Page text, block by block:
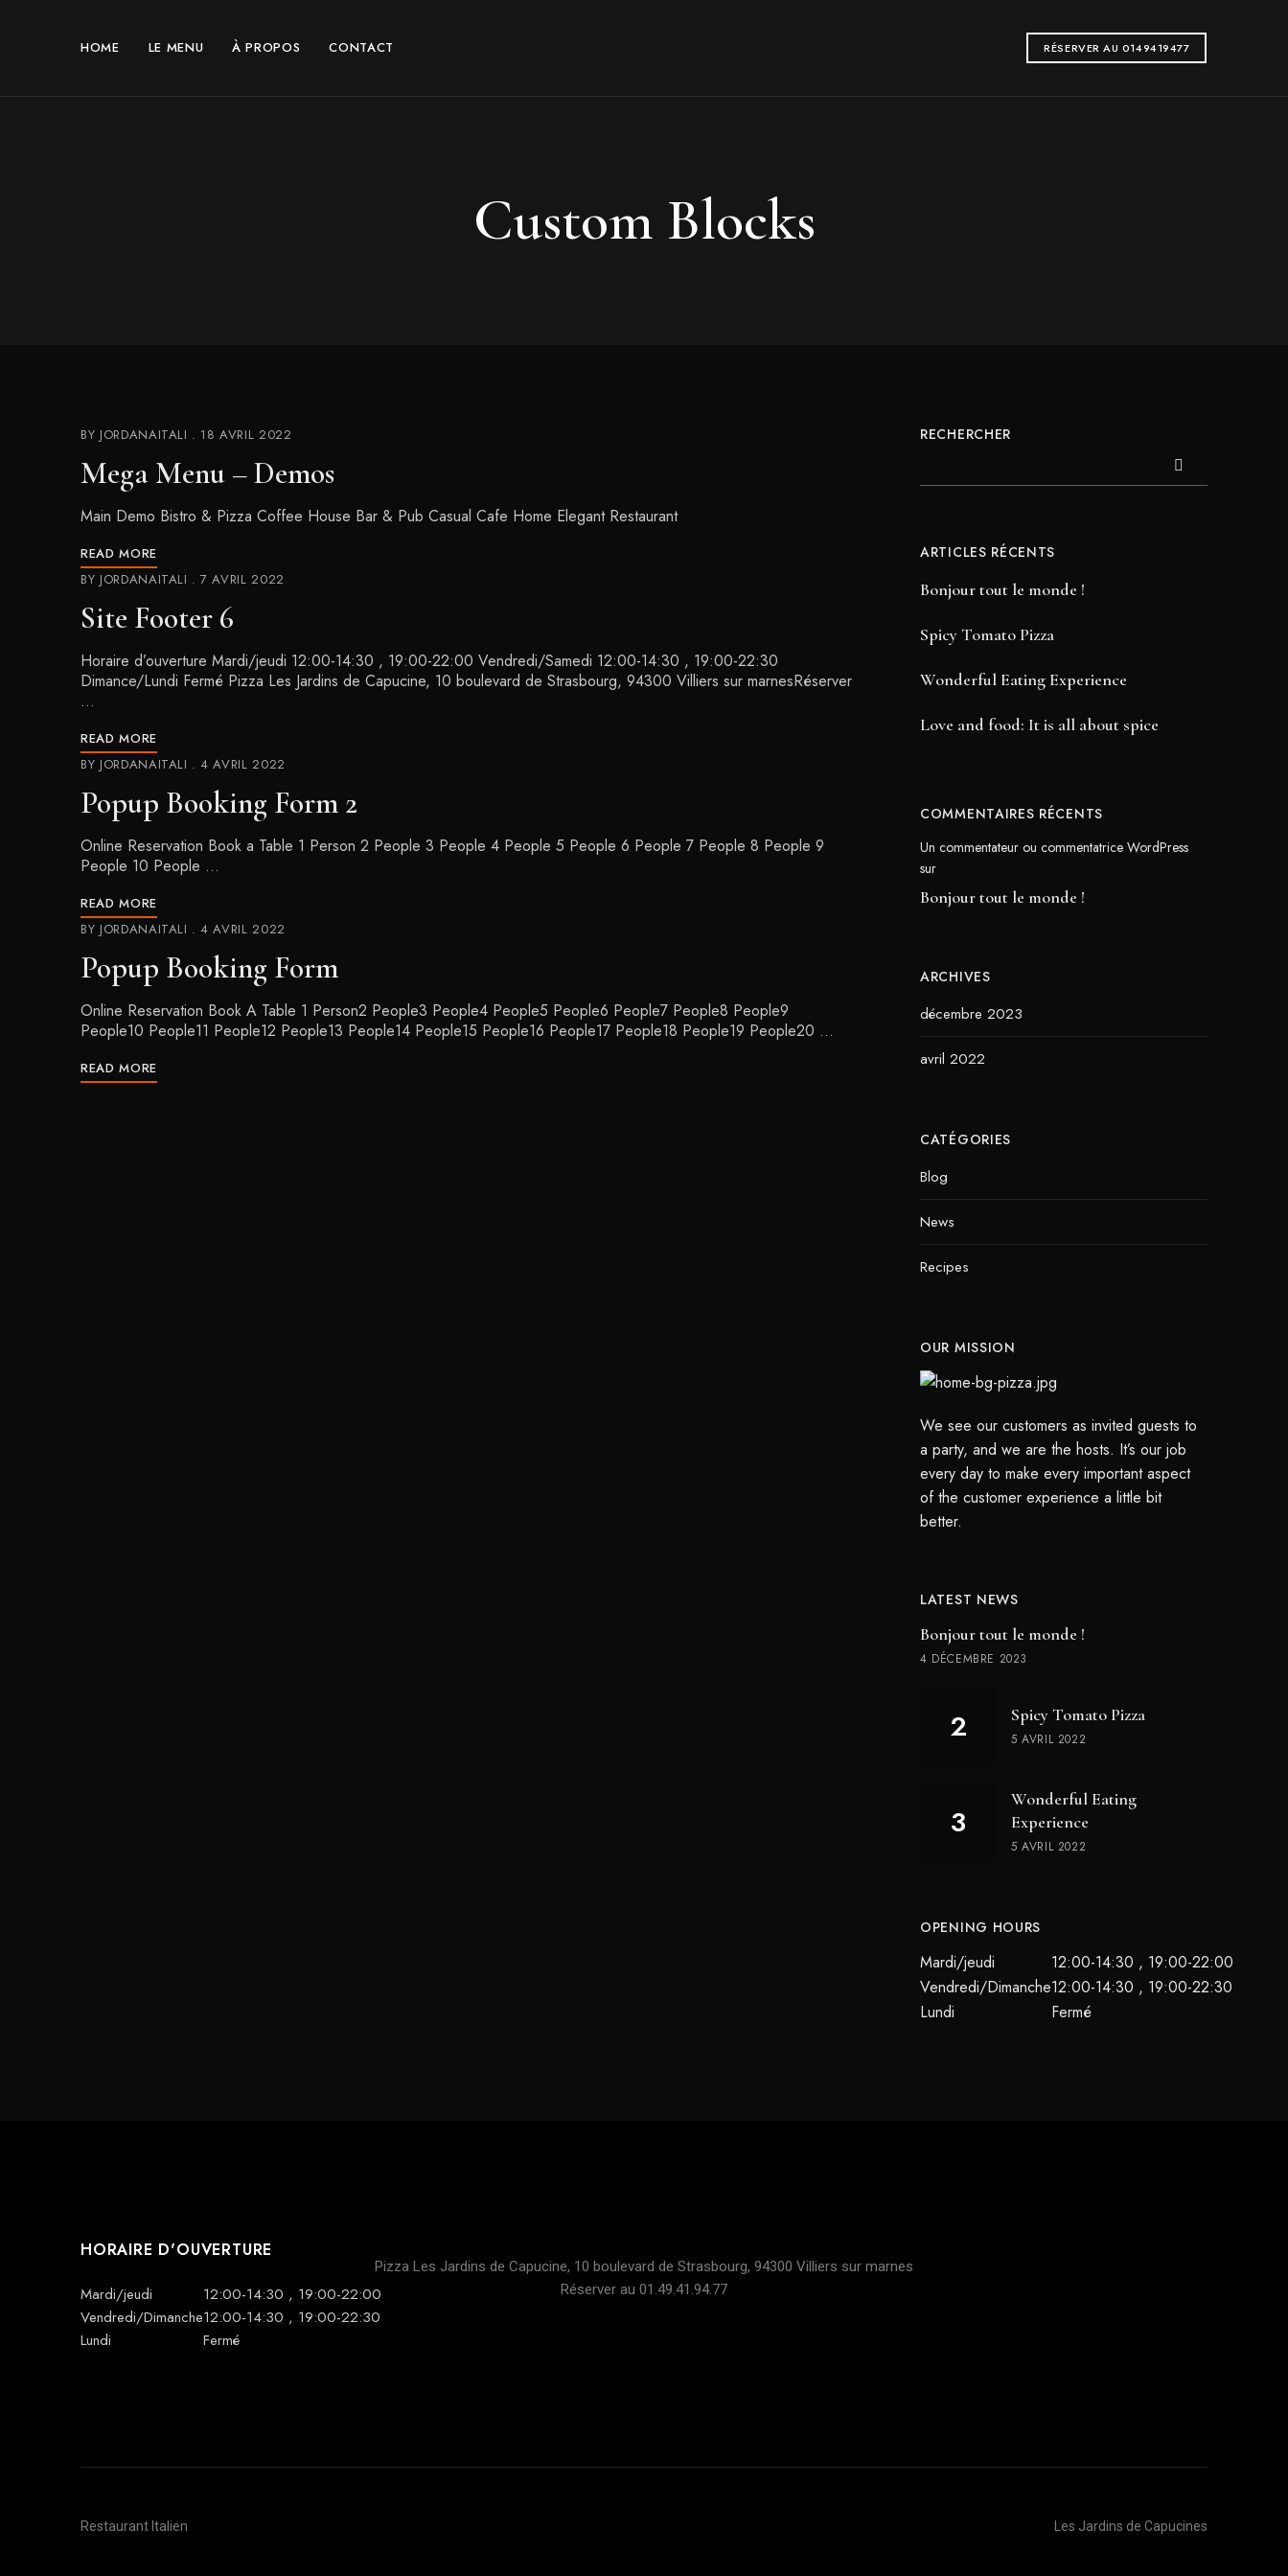
HOME LE MENU À PROPOS CONTACT RÉSERVER AU 0149419477
Custom Blocks
BY JORDANAITALI 18 AVRIL 2022
Mega Menu – Demos
Main Demo Bistro & Pizza Coffee House Bar & Pub Casual Cafe Home Elegant Restaurant
READ MORE
BY JORDANAITALI 7 AVRIL 2022
Site Footer 6
Horaire d’ouverture Mardi/jeudi 12:00-14:30 , 19:00-22:00 Vendredi/Samedi 12:00-14:30 , 19:00-22:30
Dimance/Lundi Fermé Pizza Les Jardins de Capucine, 10 boulevard de Strasbourg, 94300 Villiers sur marnesRéserver
…
READ MORE
BY JORDANAITALI 4 AVRIL 2022
Popup Booking Form 2
Online Reservation Book a Table 1 Person 2 People 3 People 4 People 5 People 6 People 7 People 8 People 9
People 10 People …
READ MORE
BY JORDANAITALI 4 AVRIL 2022
Popup Booking Form
Online Reservation Book A Table 1 Person2 People3 People4 People5 People6 People7 People8 People9
People10 People11 People12 People13 People14 People15 People16 People17 People18 People19 People20 …
READ MORE
RECHERCHER
ARTICLES RÉCENTS
Bonjour tout le monde !
Spicy Tomato Pizza
Wonderful Eating Experience
Love and food: It is all about spice
COMMENTAIRES RÉCENTS
Un commentateur ou commentatrice WordPress
sur
Bonjour tout le monde !
ARCHIVES
décembre 2023
avril 2022
CATÉGORIES
Blog
News
Recipes
OUR MISSION
We see our customers as invited guests to
a party, and we are the hosts. It’s our job
every day to make every important aspect
of the customer experience a little bit
better.
LATEST NEWS
Bonjour tout le monde !
4 DÉCEMBRE 2023
Spicy Tomato Pizza
5 AVRIL 2022
Wonderful Eating
Experience
5 AVRIL 2022
OPENING HOURS
Mardi/jeudi
12:00-14:30 , 19:00-22:00
Vendredi/Dimanche12:00-14:30 , 19:00-22:30
Lundi
Fermé
HORAIRE D'OUVERTURE
Mardi/jeudi
12:00-14:30 , 19:00-22:00
Vendredi/Dimanche12:00-14:30 , 19:00-22:30
Lundi
Fermé
Pizza Les Jardins de Capucine, 10 boulevard de Strasbourg, 94300 Villiers sur marnes
Réserver au 01.49.41.94.77
Restaurant Italien Les Jardins de Capucines